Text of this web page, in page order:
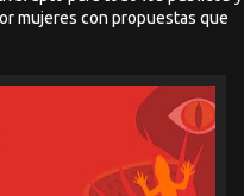
mujeres con propuestas que